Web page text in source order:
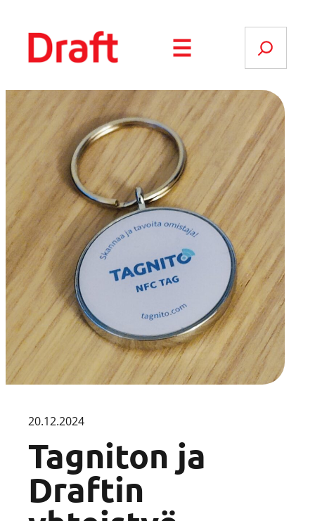
sisältöön
20.12.2024
Tagniton ja
Draftin